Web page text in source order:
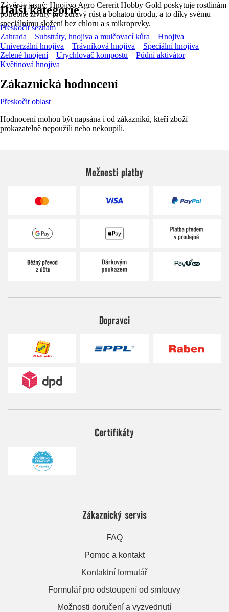
Závěr je jasný: Hnojivo Agro Cererit Hobby Gold poskytuje rostlinám
potřebné živiny pro zdravý růst a bohatou úrodu, a to díky svému
speciálnímu složení bez chloru a s mikroprvky.
Další kategorie
Přeskočit seznam
Zahrada
Substráty, hnojiva a mulčovací kůra
Hnojiva
Univerzální hnojiva
Trávníková hnojiva
Speciální hnojiva
Zelené hnojení
Urychlovač kompostu
Půdní aktivátor
Květinová hnojiva
Zákaznická hodnocení
Přeskočit oblast
Hodnocení mohou být napsána i od zákazníků, kteří zboží
prokazatelně nepoužili nebo nekoupili.
Možnosti platby
Dopravci
Certifikáty
Zákaznický servis
FAQ
Pomoc a kontakt
Kontaktní formulář
Formulář pro odstoupení od smlouvy
Možnosti doručení a vyzvednutí